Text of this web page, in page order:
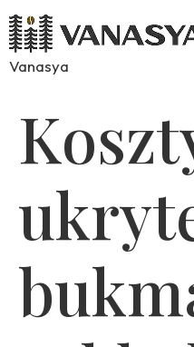
Vanasya